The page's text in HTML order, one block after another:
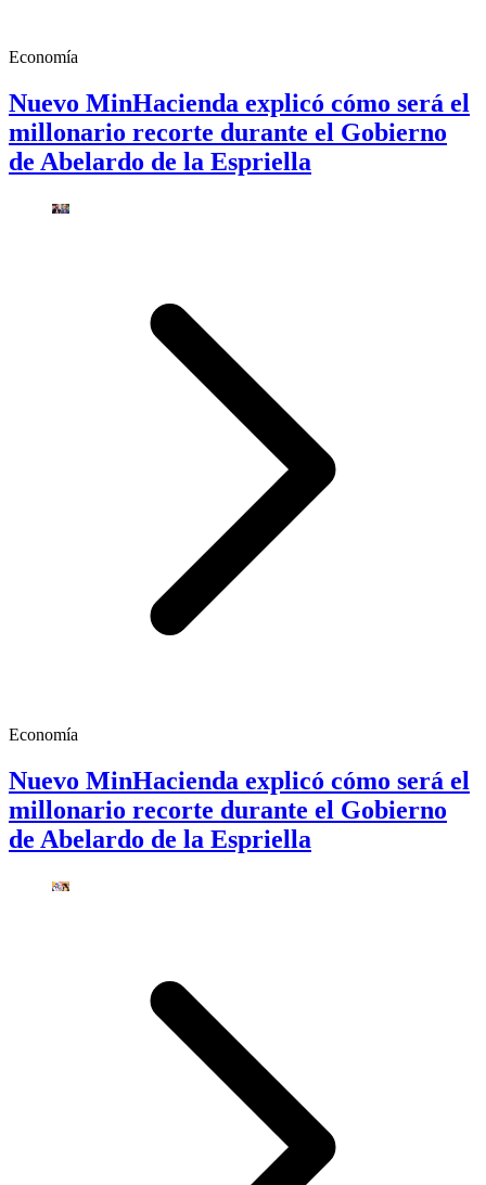
Economía
Nuevo MinHacienda explicó cómo será el
millonario recorte durante el Gobierno
de Abelardo de la Espriella
Economía
Nuevo MinHacienda explicó cómo será el
millonario recorte durante el Gobierno
de Abelardo de la Espriella